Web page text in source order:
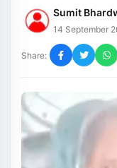
Sumit
14 September
Share: